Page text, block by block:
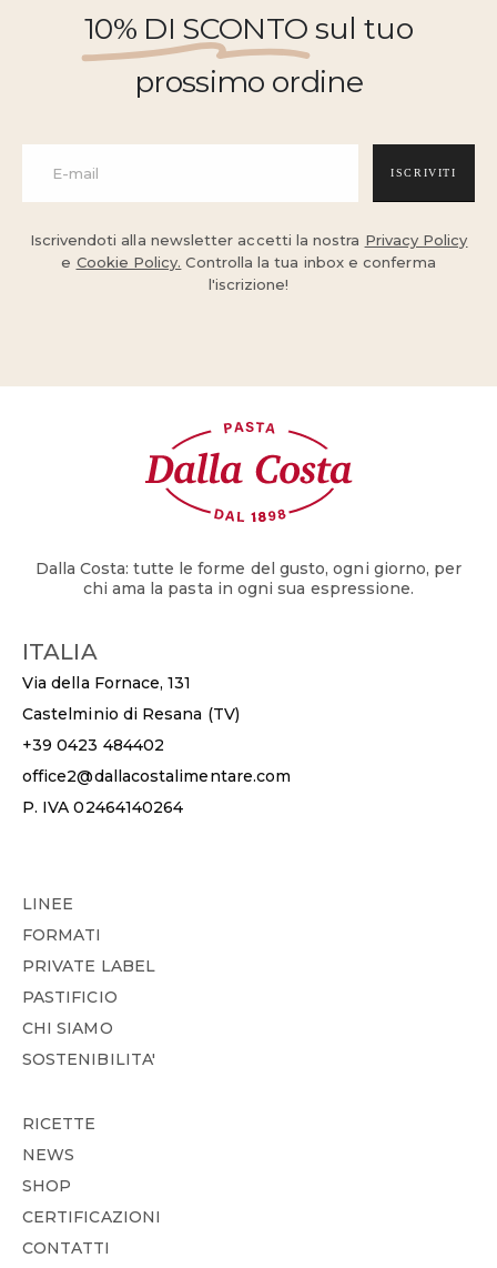
10% DI SCONTO sul tuo
prossimo ordine
ISCRIVITI
Iscrivendoti alla newsletter accetti la nostra Privacy Policy
e Cookie Policy. Controlla la tua inbox e conferma
l'iscrizione!
Dalla Costa: tutte le forme del gusto, ogni giorno, per
chi ama la pasta in ogni sua espressione.
ITALIA
Via della Fornace, 131
Castelminio di Resana (TV)
+39 0423 484402
office2@dallacostalimentare.com
P. IVA 02464140264
LINEE
FORMATI
PRIVATE LABEL
PASTIFICIO
CHI SIAMO
SOSTENIBILITA'
RICETTE
NEWS
SHOP
CERTIFICAZIONI
CONTATTI